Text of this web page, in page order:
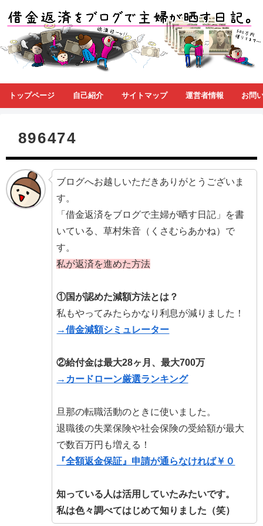
トップページ 自己紹介 サイトマップ 運営者情報 お問
896474
ブログへお越しいただきありがとうございま
す。
「借金返済をブログで主婦が晒す日記」を書
いている、草村朱音（くさむらあかね）で
す。
私が返済を進めた方法
①国が認めた減額方法とは？
私もやってみたらかなり利息が減りました！
→借金減額シミュレーター
②給付金は最大28ヶ月、最大700万
→カードローン厳選ランキング
旦那の転職活動のときに使いました。
退職後の失業保険や社会保険の受給額が最大
で数百万円も増える！
『全額返金保証』申請が通らなければ￥０
知っている人は活用していたみたいです。
私は色々調べてはじめて知りました（笑）